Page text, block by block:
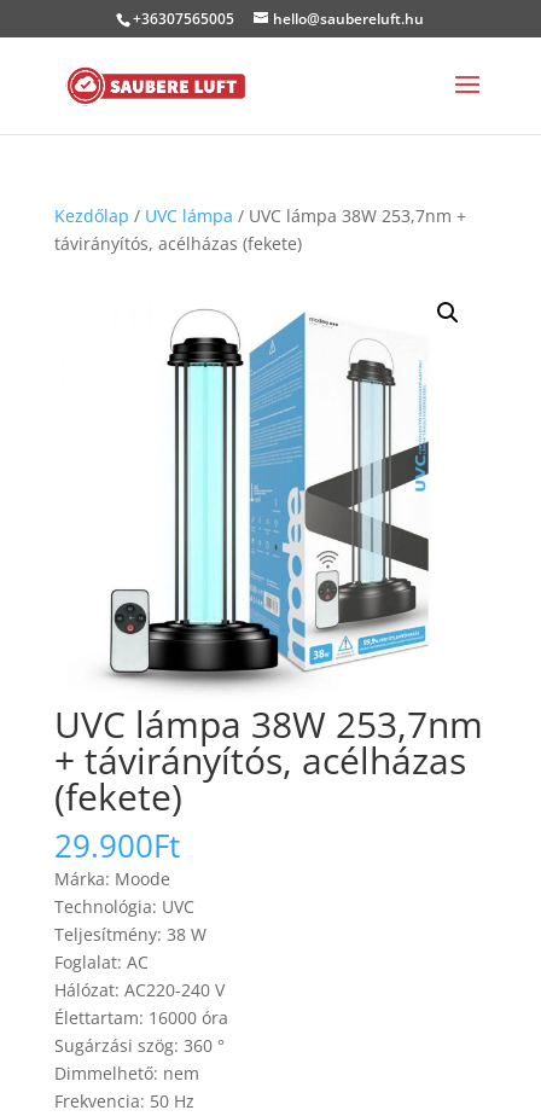
+36307565005 hello@saubereluft.hu
Kezdőlap / UVC lámpa / UVC lámpa 38W 253,7nm +
távirányítós, acélházas (fekete)
UVC lámpa 38W 253,7nm
+ távirányítós, acélházas
(fekete)
29.900Ft
Márka: Moode
Technológia: UVC
Teljesítmény: 38 W
Foglalat: AC
Hálózat: AC220-240 V
Élettartam: 16000 óra
Sugárzási szög: 360 °
Dimmelhető: nem
Frekvencia: 50 Hz